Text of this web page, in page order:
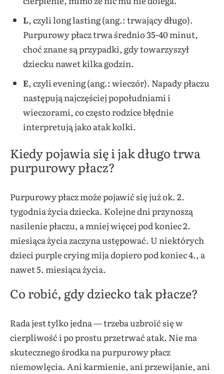
L, czyli long lasting (ang.: trwający długo).
Purpurowy płacz trwa średnio 35-40 minut,
choć znane są przypadki, gdy towarzyszył
dziecku nawet kilka godzin.
E, czyli evening (ang.: wieczór). Napady płaczu
następują najczęściej popołudniami i
wieczorami, co często rodzice błędnie
interpretują jako atak kolki.
Kiedy pojawia się i jak długo trwa
purpurowy płacz?
Purpurowy płacz może pojawić się już ok. 2.
tygodnia życia dziecka. Kolejne dni przynoszą
nasilenie płaczu, a mniej więcej pod koniec 2.
miesiąca życia zaczyna ustępować. U niektórych
dzieci purple crying mija dopiero pod koniec 4., a
nawet 5. miesiąca życia.
Co robić, gdy dziecko tak płacze?
Rada jest tylko jedna — trzeba uzbroić się w
cierpliwość i po prostu przetrwać atak. Nie ma
skutecznego środka na purpurowy płacz
niemowlęcia. Ani karmienie, ani przewijanie, ani